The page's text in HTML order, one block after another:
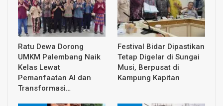
Ratu Dewa Dorong
UMKM Palembang Naik
Kelas Lewat
Pemanfaatan AI dan
Transformasi…
Festival Bidar Dipastikan
Tetap Digelar di Sungai
Musi, Berpusat di
Kampung Kapitan